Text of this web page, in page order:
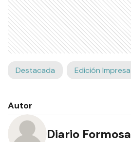
Destacada Edición Impresa
Autor
Diario Formosa